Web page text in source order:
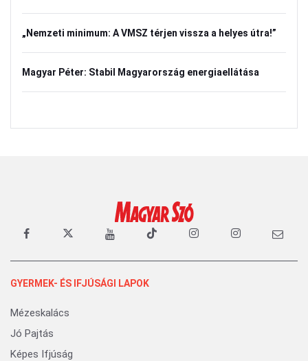
„Nemzeti minimum: A VMSZ térjen vissza a helyes útra!”
Magyar Péter: Stabil Magyarország energiaellátása
GYERMEK- ÉS IFJÚSÁGI LAPOK
Mézeskalács
Jó Pajtás
Képes Ifjúság